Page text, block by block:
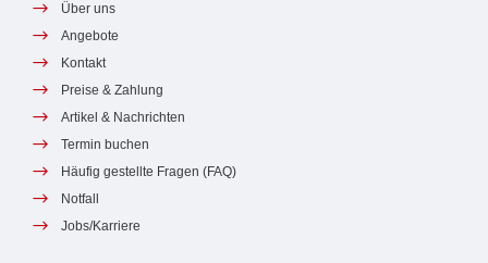
Über uns
Angebote
Kontakt
Preise & Zahlung
Artikel & Nachrichten
Termin buchen
Häufig gestellte Fragen (FAQ)
Notfall
Jobs/Karriere